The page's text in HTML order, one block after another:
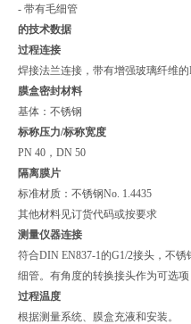
- 带有毛细管
的技术数据
过程连接
焊接法兰连接，带有增强玻璃纤维的
膜盒密封材料
基体：不锈钢
标称压力/标称宽度
PN 40，DN 50
隔离膜片
标准材质：不锈钢No. 1.4435
其他材料见订货代码或按要求
测量仪器连接
符合DIN EN837-1的G1/2接头，不
细管。有角度的转换接头作为可选项
过程温度
根据测量系统、膜盒充液和安装。